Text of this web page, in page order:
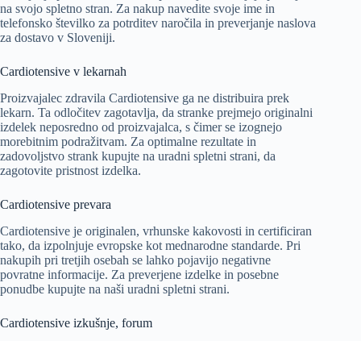
na svojo spletno stran. Za nakup navedite svoje ime in
telefonsko številko za potrditev naročila in preverjanje naslova
za dostavo v Sloveniji.
Cardiotensive v lekarnah
Proizvajalec zdravila Cardiotensive ga ne distribuira prek
lekarn. Ta odločitev zagotavlja, da stranke prejmejo originalni
izdelek neposredno od proizvajalca, s čimer se izognejo
morebitnim podražitvam. Za optimalne rezultate in
zadovoljstvo strank kupujte na uradni spletni strani, da
zagotovite pristnost izdelka.
Cardiotensive prevara
Cardiotensive je originalen, vrhunske kakovosti in certificiran
tako, da izpolnjuje evropske kot mednarodne standarde. Pri
nakupih pri tretjih osebah se lahko pojavijo negativne
povratne informacije. Za preverjene izdelke in posebne
ponudbe kupujte na naši uradni spletni strani.
Cardiotensive izkušnje, forum